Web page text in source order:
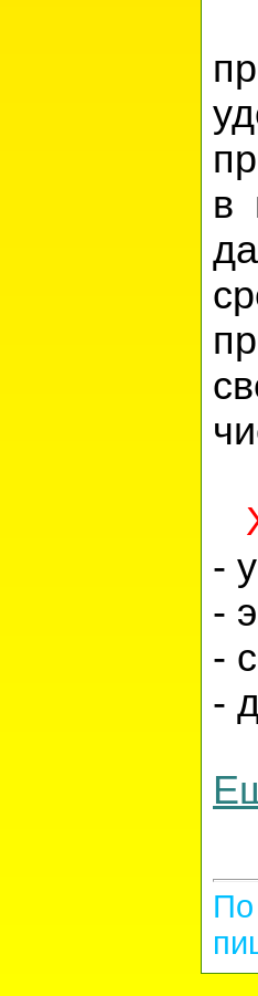
в
-
-
-
-